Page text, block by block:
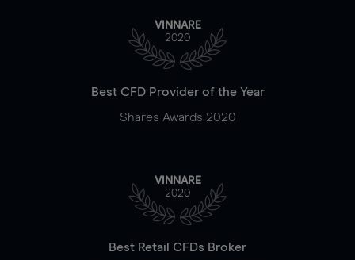
VINNARE
2020
Best CFD Provider of the Year
Shares Awards 2020
VINNARE
2020
Best Retail CFDs Broker